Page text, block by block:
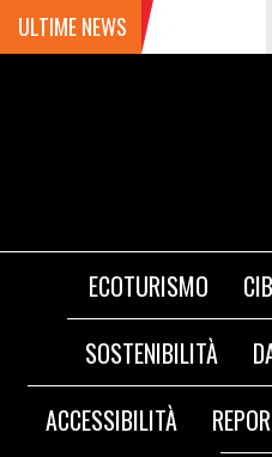
ULTIME NEWS
ECOTURISMO
SOSTENIBILITÀ
ACCESSIBILITÀ